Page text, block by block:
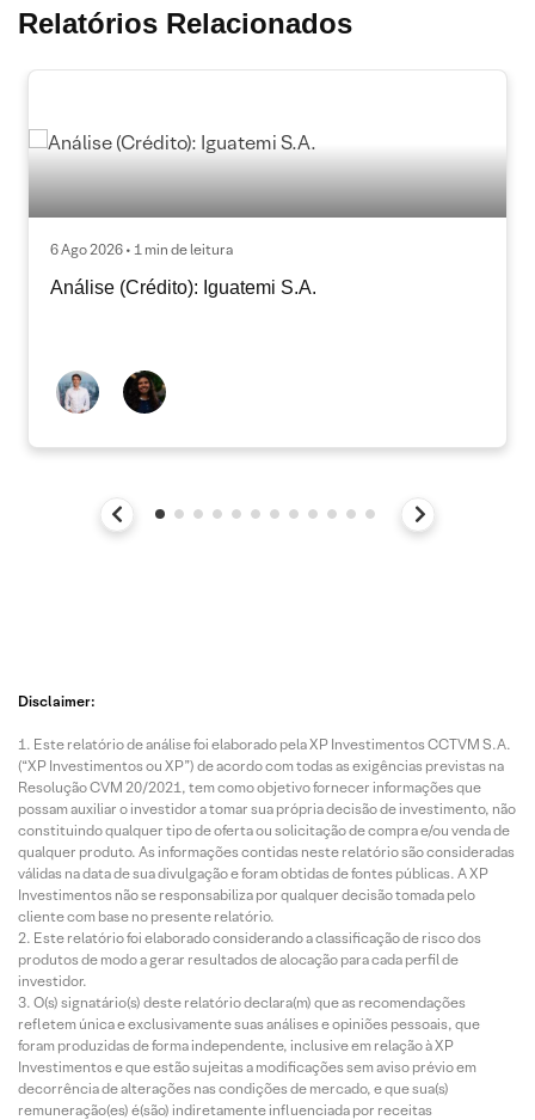
Relatórios Relacionados
6 Ago 2026 • 1 min de leitura
Análise (Crédito): Iguatemi S.A.
Disclaimer:
Este relatório de análise foi elaborado pela XP Investimentos CCTVM S.A.
(“XP Investimentos ou XP”) de acordo com todas as exigências previstas na
Resolução CVM 20/2021, tem como objetivo fornecer informações que
possam auxiliar o investidor a tomar sua própria decisão de investimento, não
constituindo qualquer tipo de oferta ou solicitação de compra e/ou venda de
qualquer produto. As informações contidas neste relatório são consideradas
válidas na data de sua divulgação e foram obtidas de fontes públicas. A XP
Investimentos não se responsabiliza por qualquer decisão tomada pelo
cliente com base no presente relatório.
Este relatório foi elaborado considerando a classificação de risco dos
produtos de modo a gerar resultados de alocação para cada perfil de
investidor.
O(s) signatário(s) deste relatório declara(m) que as recomendações
refletem única e exclusivamente suas análises e opiniões pessoais, que
foram produzidas de forma independente, inclusive em relação à XP
Investimentos e que estão sujeitas a modificações sem aviso prévio em
decorrência de alterações nas condições de mercado, e que sua(s)
remuneração(es) é(são) indiretamente influenciada por receitas